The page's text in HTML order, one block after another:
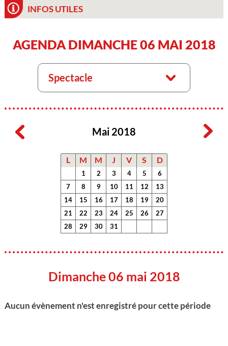
INFOS UTILES
AGENDA DIMANCHE 06 MAI 2018
Spectacle
Mai 2018
L M M J V S D
1 2 3 4 5
6
7
8 9 10 11 12
13
14
15 16 17 18 19
20
21
22 23 24 25 26
27
28
29 30 31
Dimanche 06 mai 2018
Aucun évènement n'est enregistré pour cette période